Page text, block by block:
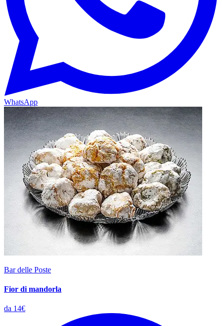
WhatsApp
Bar delle Poste
Fior di mandorla
da 14€